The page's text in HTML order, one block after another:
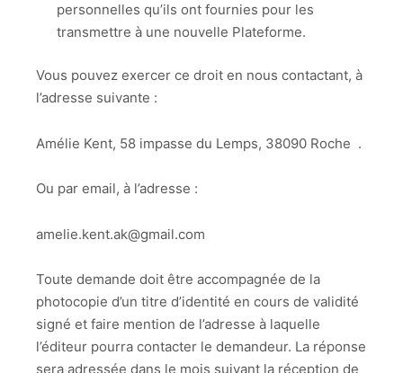
personnelles qu’ils ont fournies pour les
transmettre à une nouvelle Plateforme.
Vous pouvez exercer ce droit en nous contactant, à
l’adresse suivante :
Amélie Kent, 58 impasse du Lemps, 38090 Roche .
Ou par email, à l’adresse :
amelie.kent.ak@gmail.com
Toute demande doit être accompagnée de la
photocopie d’un titre d’identité en cours de validité
signé et faire mention de l’adresse à laquelle
l’éditeur pourra contacter le demandeur. La réponse
sera adressée dans le mois suivant la réception de